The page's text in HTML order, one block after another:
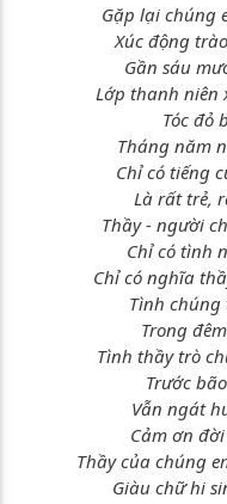
Gặp lại chúng
Xúc động
Gần sáu
Lớp thanh niên
Tóc đỏ
Tháng năm
Chỉ có tiếng
Là rất trẻ,
Thầy - người
Chỉ có tình
Chỉ có nghĩa
Tình
Trong đêm
Tình thầy trò
Trước bão
Vẫn ngát
Cảm ơn
Thầy của chúng
Giàu chữ hi